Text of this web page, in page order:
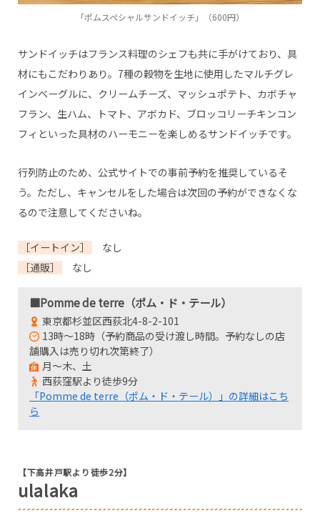
「ポムスペシャルサンドイッチ」（600円）
サンドイッチはフランス料理のシェフも共に手がけており、具
材にもこだわりあり。7種の穀物を生地に使用したマルチグレ
インベーグルに、クリームチーズ、マッシュポテト、カボチャ
フラン、生ハム、トマト、アボカド、ブロッコリーチキンコン
フィといった具材のハーモニーを楽しめるサンドイッチです。
行列防止のため、公式サイトでの事前予約を推奨しているそ
う。ただし、キャンセルをした場合は次回の予約ができなくな
るので注意してくださいね。
［イートイン］
なし
［通販］
なし
■Pomme de terre（ポム・ド・テール）
東京都杉並区西荻北4-8-2-101
13時～18時（予約商品の受け渡し時間。予約なしの店
舗購入は売り切れ次第終了）
月～木、土
西荻窪駅より徒歩9分
「Pomme de terre（ポム・ド・テール）」の詳細はこち
ら
【下高井戸駅より徒歩2分】
ulalaka